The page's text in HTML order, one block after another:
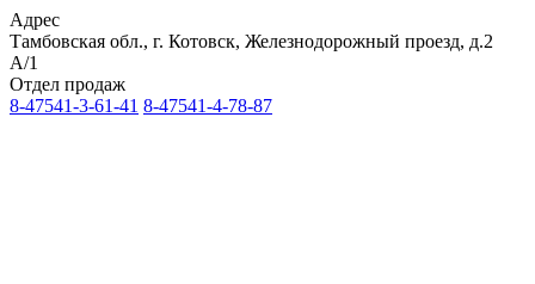
Адрес
Тамбовская обл., г. Котовск, Железнодорожный проезд, д.2
А/1
Отдел продаж
8-47541-3-61-41 8-47541-4-78-87